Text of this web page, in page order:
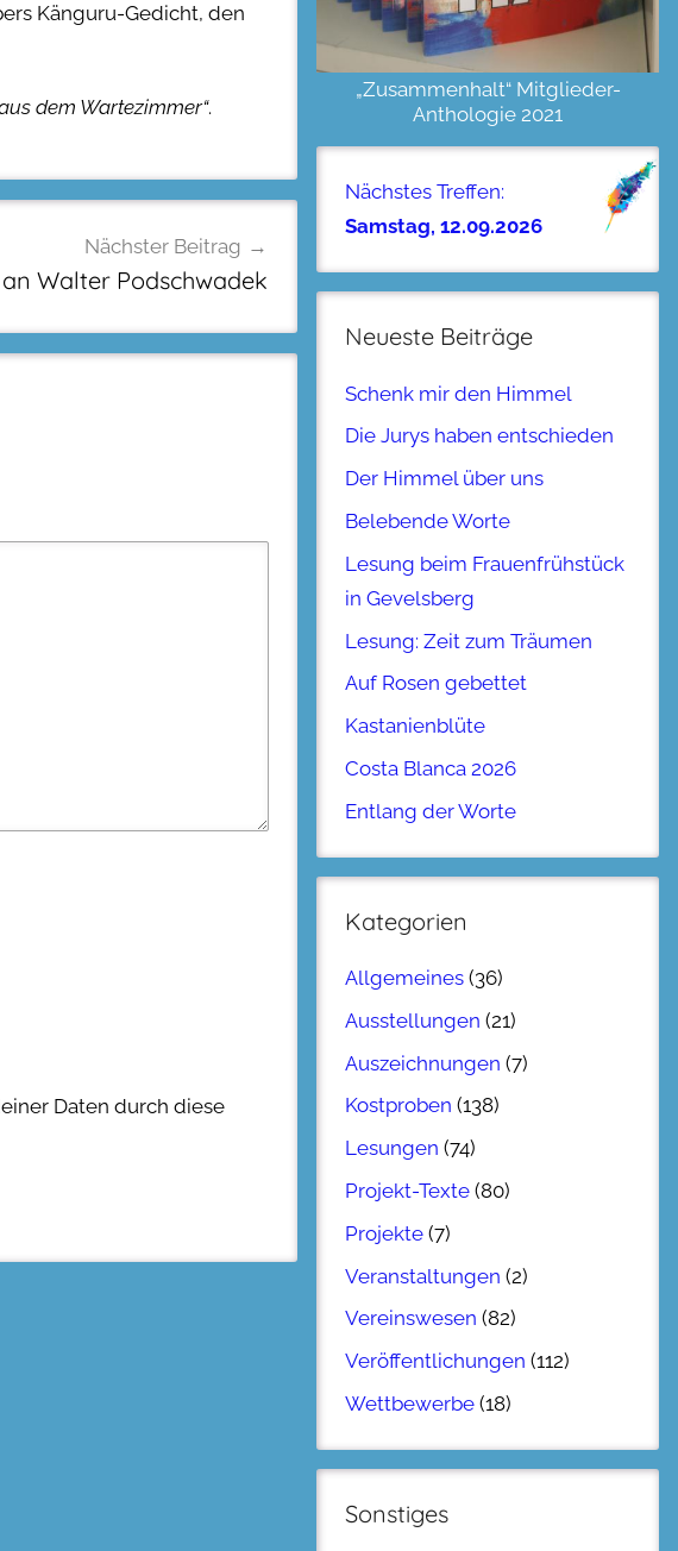
Känguru-Gedicht, den
dem Wartezimmer“.
Nächster Beitrag
Walter Podschwadek
Daten durch diese
„Zusammenhalt“ Mitglieder-
Anthologie 2021
Nächstes Treffen:
Samstag, 12.09.2026
Neueste Beiträge
Schenk mir den Himmel
Die Jurys haben entschieden
Der Himmel über uns
Belebende Worte
Lesung beim Frauenfrühstück
in Gevelsberg
Lesung: Zeit zum Träumen
Auf Rosen gebettet
Kastanienblüte
Costa Blanca 2026
Entlang der Worte
Kategorien
Allgemeines (36)
Ausstellungen (21)
Auszeichnungen (7)
Kostproben (138)
Lesungen (74)
Projekt-Texte (80)
Projekte (7)
Veranstaltungen (2)
Vereinswesen (82)
Veröffentlichungen (112)
Wettbewerbe (18)
Sonstiges